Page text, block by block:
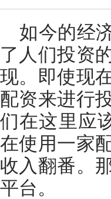
如今的经
了人们投资
现。即使现
配资来进行
们在这里应
在使用一家
收入翻番。
平台。